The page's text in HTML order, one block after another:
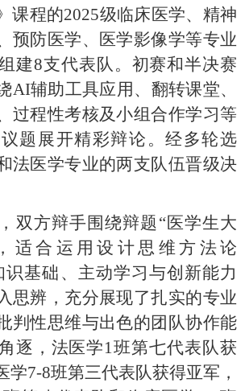
课程的2025级临床医学、精神
预防医学、医学影像学等专业
建8支代表队。初赛和半决赛
AI辅助工具应用、翻转课堂、
过程性考核及小组合作学习等
题展开精彩辩论。经多轮选
法医学专业的两支队伍晋级决
双方辩手围绕辩题“医学生大
适合运用设计思维方法论
识基础、主动学习与创新能力
思辨，充分展现了扎实的专业
判性思维与出色的团队协作能
逐，法医学1班第七代表队获
学7-8班第三代表队获得亚军，